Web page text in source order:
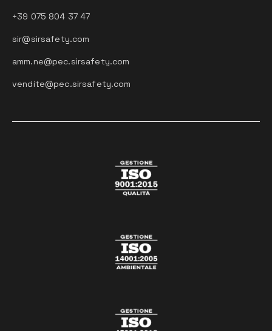
+39 075 804 37 47
sir@sirsafety.com
amm.ne@pec.sirsafety.com
vendite@pec.sirsafety.com